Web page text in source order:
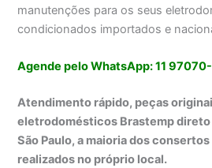
manutenções para os seus
condicionados importados e
Agende pelo WhatsApp: 11
Atendimento rápido, peças
eletrodomésticos Brastemp direto
São Paulo, a maioria dos
realizados no próprio local.